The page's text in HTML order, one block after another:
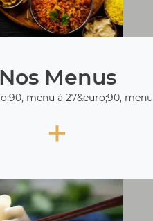
Nos Menus
menu à 27&euro;90,
+